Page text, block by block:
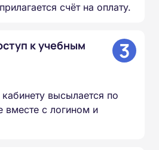
счёт на оплату.
к учебным
3
высылается по
вместе с логином и